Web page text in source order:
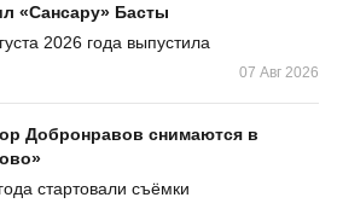
«Сансару» Басты
2026 года выпустила
07 Авг 2026
Добронравов снимаются в
стартовали съёмки